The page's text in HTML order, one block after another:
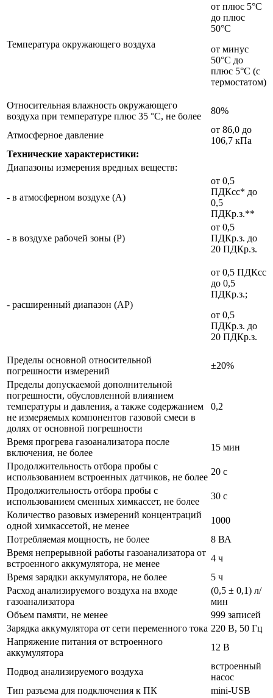
Температура окружающего воздуха
от плюс 5°С
до плюс
50°С
от минус
50°С до
плюс 5°С (с
термостатом)
Относительная влажность окружающего
воздуха при температуре плюс 35 °С, не более
80%
Атмосферное давление
от 86,0 до
106,7 кПа
Технические характеристики:
Диапазоны измерения вредных веществ:
- в атмосферном воздухе (А)
от 0,5
ПДКсс* до
0,5
ПДКр.з.**
- в воздухе рабочей зоны (Р)
от 0,5
ПДКр.з. до
20 ПДКр.з.
- расширенный диапазон (АР)
от 0,5 ПДКсс
до 0,5
ПДКр.з.;
от 0,5
ПДКр.з. до
20 ПДКр.з.
Пределы основной относительной
погрешности измерений
±20%
Пределы допускаемой дополнительной
погрешности, обусловленной влиянием
температуры и давления, а также содержанием
не измеряемых компонентов газовой смеси в
долях от основной погрешности
0,2
Время прогрева газоанализатора после
включения, не более
15 мин
Продолжительность отбора пробы с
использованием встроенных датчиков, не более
20 с
Продолжительность отбора пробы с
использованием сменных химкассет, не более
30 с
Количество разовых измерений концентраций
одной химкассетой, не менее
1000
Потребляемая мощность, не более
8 ВА
Время непрерывной работы газоанализатора от
встроенного аккумулятора, не менее
4 ч
Время зарядки аккумулятора, не более
5 ч
Расход анализируемого воздуха на входе
газоанализатора
(0,5 ± 0,1) л/
мин
Объем памяти, не менее
999 записей
Зарядка аккумулятора от сети переменного тока 220 В, 50 Гц
Напряжение питания от встроенного
аккумулятора
12 В
Подвод анализируемого воздуха
встроенный
насос
Тип разъема для подключения к ПК
mini-USB